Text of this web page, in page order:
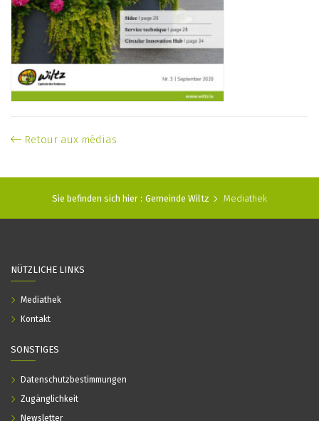
Retour aux médias
Sie befinden sich hier : Gemeinde Wiltz Mediathek
NÜTZLICHE LINKS
Mediathek
Kontakt
SONSTIGES
Datenschutzbestimmungen
Zugänglichkeit
Newsletter